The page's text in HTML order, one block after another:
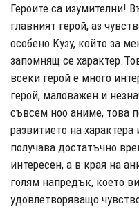
Героите са изумителни!
главният герой, аз
особено Кузу, който за
запомнящ се
всеки герой е много
герой, маловажен и
съвсем ноо аниме, това
развитието на
получава достатъчно
интересен, а в края на
голям напредък, което
удовлетворяващо